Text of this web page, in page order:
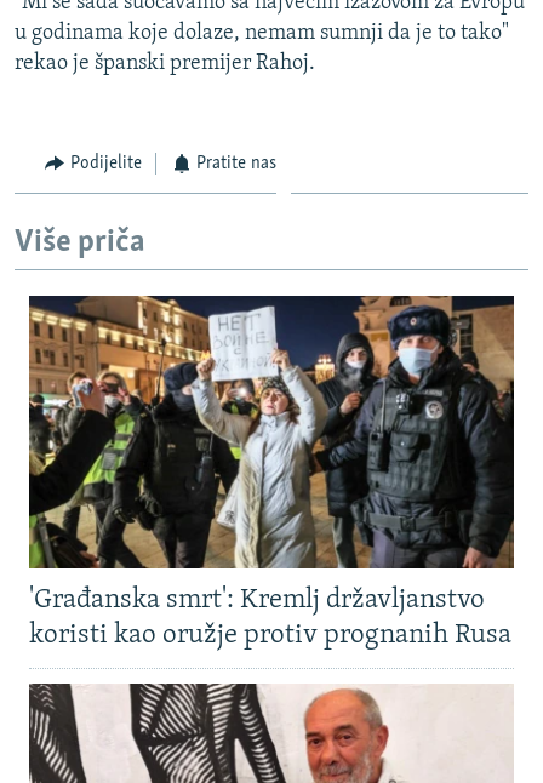
u godinama koje dolaze, nemam sumnji da je to tako"
rekao je španski premijer Rahoj.
Podijelite Pratite nas
Više priča
'Građanska smrt': Kremlj državljanstvo
koristi kao oružje protiv prognanih Rusa